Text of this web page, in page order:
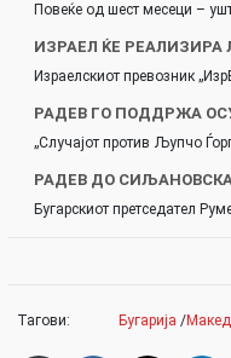
Повеќе од шест месеци –
ИЗРАЕЛ ЌЕ
Израелскиот превозник
РАДЕВ ГО ПОДДРЖА
„Случајот против Љупчо
РАДЕВ ДО
Бугарскиот претседател
Тагови: Бугарија /